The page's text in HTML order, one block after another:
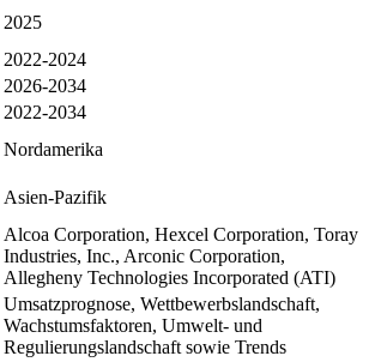
2025
2022-2024
2026-2034
2022-2034
Nordamerika
Asien-Pazifik
Alcoa Corporation, Hexcel Corporation, Toray
Industries, Inc., Arconic Corporation,
Allegheny Technologies Incorporated (ATI)
Umsatzprognose, Wettbewerbslandschaft,
Wachstumsfaktoren, Umwelt- und
Regulierungslandschaft sowie Trends